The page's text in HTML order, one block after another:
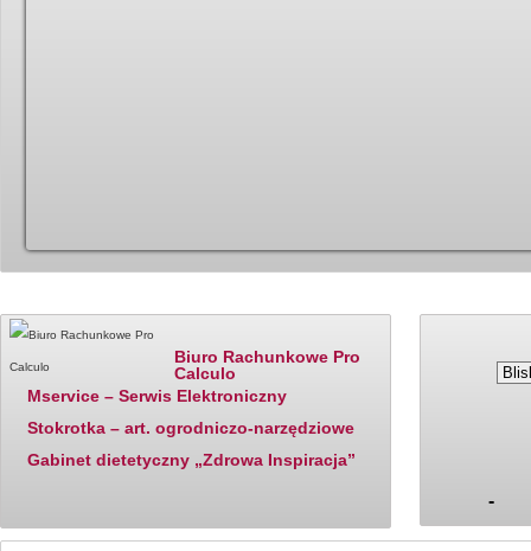
Biuro Rachunkowe Pro
Calculo
Mservice – Serwis Elektroniczny
Stokrotka – art. ogrodniczo-narzędziowe
Gabinet dietetyczny „Zdrowa Inspiracja”
-